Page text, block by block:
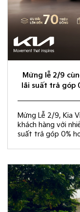
Mừng lễ 2/9
lãi suất trả góp
Mừng Lễ 2/9, Kia
khách hàng với
suất trả góp 0%